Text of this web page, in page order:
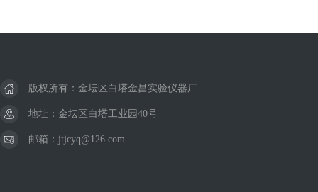
版权所有：金坛区白塔金昌实验仪器厂
地址：金坛区白塔工业园40号
邮箱：jtjcyq@126.com